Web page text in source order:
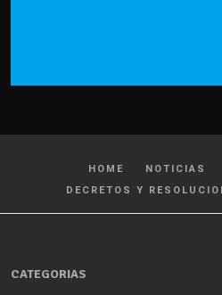
HOME NOTICIAS
DECRETOS Y
CATEGORIAS